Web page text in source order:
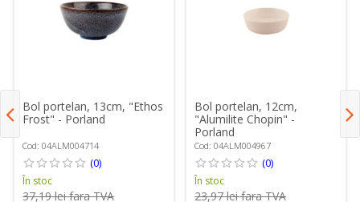
Bol portelan, 13cm, "Ethos
Frost" - Porland
Cod: 04ALM004714
(0)
În stoc
37,19 lei fara TVA
Bol portelan, 12cm,
"Alumilite Chopin" -
Porland
Cod: 04ALM004967
(0)
În stoc
23,97 lei fara TVA